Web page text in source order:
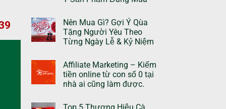
Nên Mua Gì? Gợi Ý Qùa
Tặng Người Yêu Theo
Từng Ngày Lễ & Kỷ Niệm
Affiliate Marketing – Kiếm
tiền online từ con số 0 tại
nhà ai cũng làm được.